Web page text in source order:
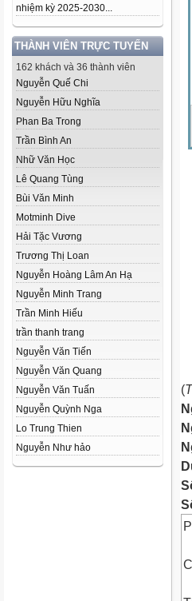
nhiệm kỳ 2025-2030...
THÀNH VIÊN TRỰC TUYẾN
162 khách và 36 thành viên
Nguyễn Quế Chi
Nguyễn Hữu Nghĩa
Phan Ba Trong
Trần Bình An
Nhữ Văn Học
Lê Quang Tùng
Bùi Văn Minh
Motminh Dive
Hải Tặc Vương
Trương Thị Loan
Nguyễn Hoàng Lâm An Hạ
Nguyễn Minh Trang
Trần Minh Hiếu
trần thanh trang
Nguyễn Văn Tiến
Nguyễn Văn Quang
Nguyễn Văn Tuấn
Nguyễn Quỳnh Nga
Lo Trung Thien
Nguyễn Như hảo
(